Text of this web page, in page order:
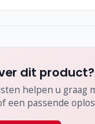
dit product?
helpen u graag
een passende